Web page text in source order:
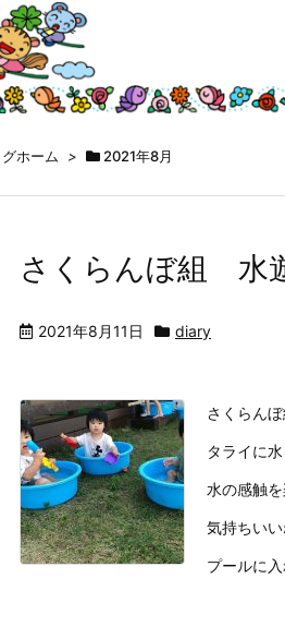
ホーム > 2021年8月
さくらんぼ組 水
2021年8月11日 diary
さくらん
タライに
水の感触
気持ちいい
プールに